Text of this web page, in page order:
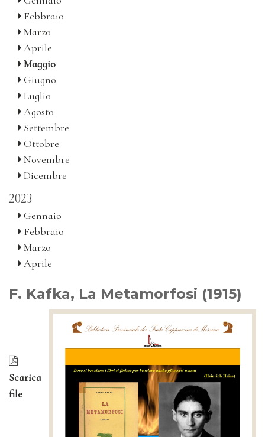
Febbraio
Marzo
Aprile
Maggio
Giugno
Luglio
Agosto
Settembre
Ottobre
Novembre
Dicembre
2023
Gennaio
Febbraio
Marzo
Aprile
F. Kafka, La Metamorfosi (1915)
Scarica
file